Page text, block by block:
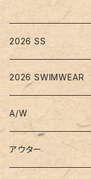
2026 SS
2026 SWIMWEAR
A/W
アウター